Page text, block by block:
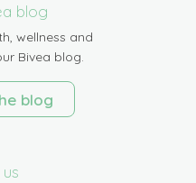
blog
wellness and
Bivea blog.
blog